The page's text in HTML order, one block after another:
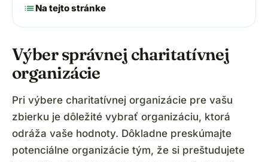
listNa tejto stránke
Výber správnej charitatívnej
organizácie
Pri výbere charitatívnej organizácie pre vašu
zbierku je dôležité vybrať organizáciu, ktorá
odráža vaše hodnoty. Dôkladne preskúmajte
potenciálne organizácie tým, že si preštudujete